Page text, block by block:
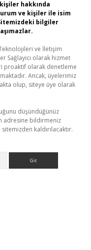
hakkında
ve kişiler ile isim
bilgiler
ve İletişim
Sağlayıcı olarak hizmet
proaktif olarak denetleme
Ancak, üyelerimiz
olup, siteye üye olarak
düşündüğünüz
adresine bildirmeniz
kaldırılacaktır.